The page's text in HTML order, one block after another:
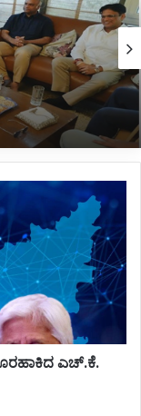
ಸಿಎಂ
ಎಚ್.ಕೆ.